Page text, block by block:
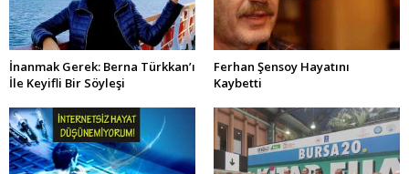
İnanmak Gerek: Berna Türkkan’ı
İle Keyifli Bir Söyleşi
Ferhan Şensoy Hayatını
Kaybetti